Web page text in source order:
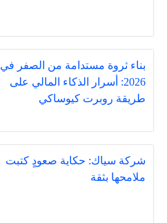
بناء ثروة مستدامة من الصفر في
2026: أسرار الذكاء المالي على
طريقة روبرت كيوساكي
شركة سياك: حكاية صعودٍ كتبت
ملامحها بثقة